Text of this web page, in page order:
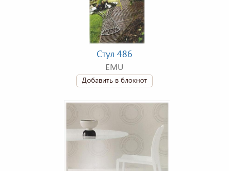
Стул 486
EMU
Добавить в блокнот